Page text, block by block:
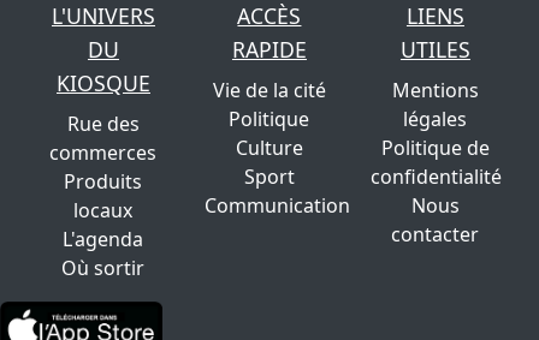
L'UNIVERS
DU
KIOSQUE
Rue des
commerces
Produits
locaux
L'agenda
Où sortir
ACCÈS
RAPIDE
Vie de la cité
Politique
Culture
Sport
Communication
LIENS
UTILES
Mentions
légales
Politique de
confidentialité
Nous
contacter